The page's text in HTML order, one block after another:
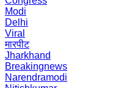
Modi
Delhi
Viral
मारपीट
Jharkhand
Breakingnews
Narendramodi